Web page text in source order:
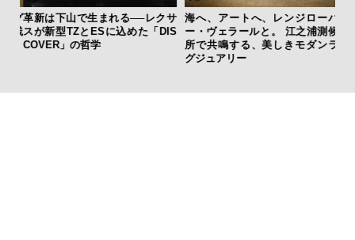
山で生まれる──レクサ
TZとESに込めた「DIS
の哲学
海へ、アートへ、レンジローバ
ー・ヴェラールと。 江之浦測候
所で共鳴する、美しきモダンラ
“スワロフスキ
ダイヤモンズ
明！ ラボ発「